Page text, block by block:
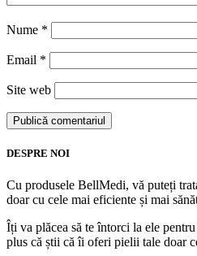
Nume *
Email *
Site web
DESPRE NOI
Cu produsele BellMedi, vă puteți
doar cu cele mai eficiente și mai
Îți va plăcea să te întorci la ele
plus că știi că îi oferi pielii tale doar